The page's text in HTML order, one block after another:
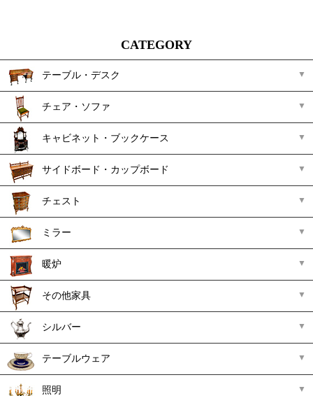
CATEGORY
テーブル・デスク
チェア・ソファ
キャビネット・ブックケース
サイドボード・カップボード
チェスト
ミラー
暖炉
その他家具
シルバー
テーブルウェア
照明